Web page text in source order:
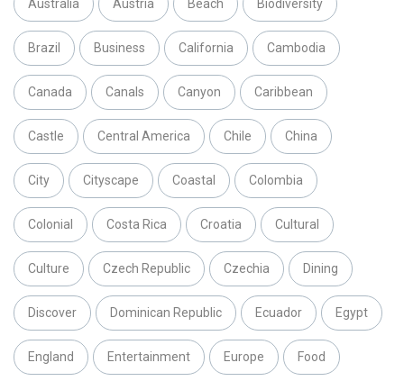
Australia Austria Beach Biodiversity
Brazil Business California Cambodia
Canada Canals Canyon Caribbean
Castle Central America Chile China
City Cityscape Coastal Colombia
Colonial Costa Rica Croatia Cultural
Culture Czech Republic Czechia Dining
Discover Dominican Republic Ecuador Egypt
England Entertainment Europe Food